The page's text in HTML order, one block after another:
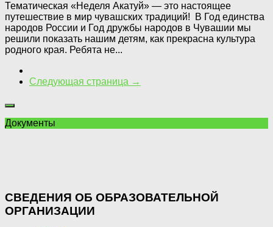
Тематическая «Неделя Акатуй» — это настоящее
путешествие в мир чувашских традиций! В Год единства
народов России и Год дружбы народов в Чувашии мы
решили показать нашим детям, как прекрасна культура
родного края. Ребята не...
Следующая страница →
Документы
СВЕДЕНИЯ ОБ ОБРАЗОВАТЕЛЬНОЙ
ОРГАНИЗАЦИИ